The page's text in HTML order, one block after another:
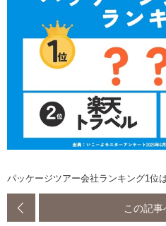
パッケージツアー会社ランキング1位
この記事